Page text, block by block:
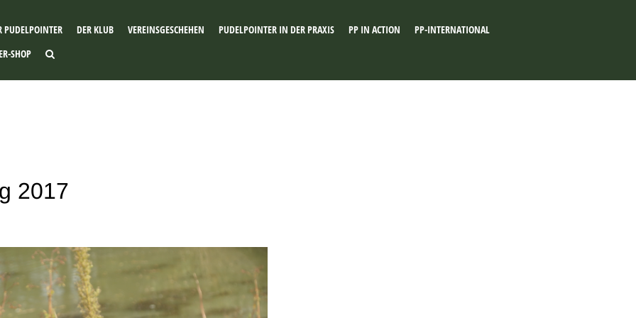
PUDELPOINTER DER KLUB VEREINSGESCHEHEN PUDELPOINTER IN DER PRAXIS PP IN ACTION
PP-INTERNATIONAL
SHOP
2017